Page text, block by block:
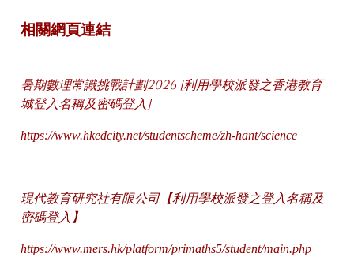
相關網頁連結
暑期數理常識挑戰計劃2026 [利用學校派發之香港教育
城登入名稱及密碼登入]
https://www.hkedcity.net/studentscheme/zh-hant/science
現代教育研究社有限公司【利用學校派發之登入名稱及
密碼登入】
https://www.mers.hk/platform/primaths5/student/main.php